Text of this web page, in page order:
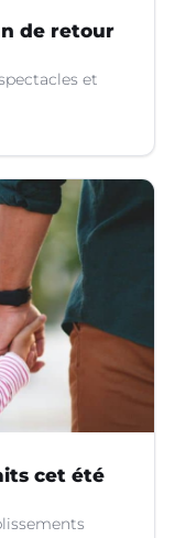
de retour
et
cet été